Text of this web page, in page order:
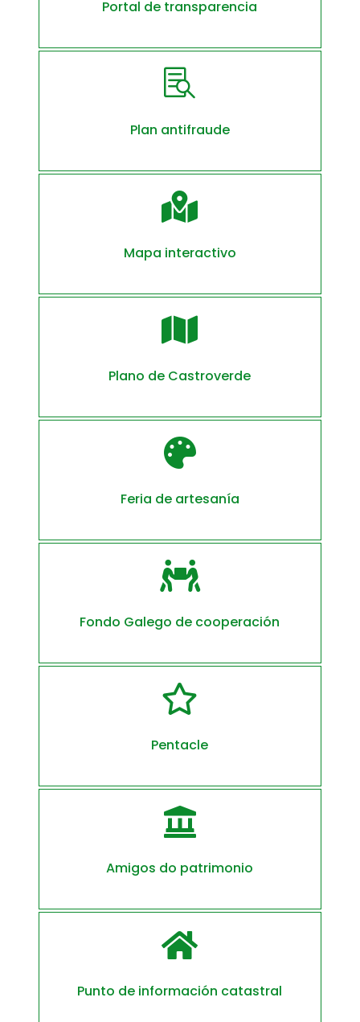
Portal de transparencia

Plan antifraude

Mapa interactivo

Plano de Castroverde

Feria de artesanía

Fondo Galego de cooperación

Pentacle

Amigos do patrimonio

Punto de información catastral